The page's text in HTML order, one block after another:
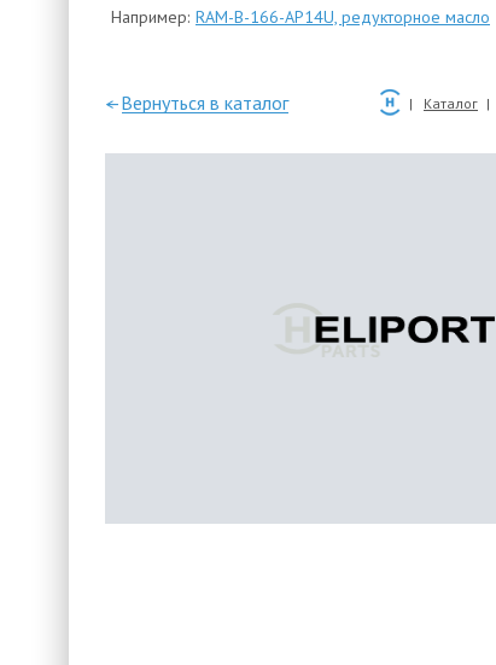
Например: RAM-B-166-AP14U, редукторное масло
—Вернуться в каталог Каталог